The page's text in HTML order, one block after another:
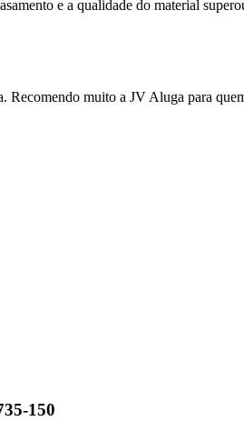
e a qualidade do material
muito a JV Aluga para
150